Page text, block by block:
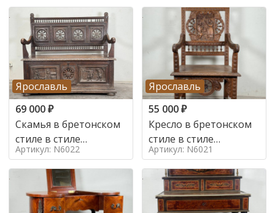
Ярославль
69 000₽
Скамья в бретонском
стиле в стиле
Артикул: N6022
Ярославль
55 000₽
Кресло в бретонском
стиле в стиле
Артикул: N6021